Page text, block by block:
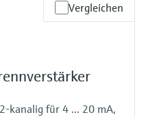
Vergleichen
kanalig für 4 ... 20 mA,